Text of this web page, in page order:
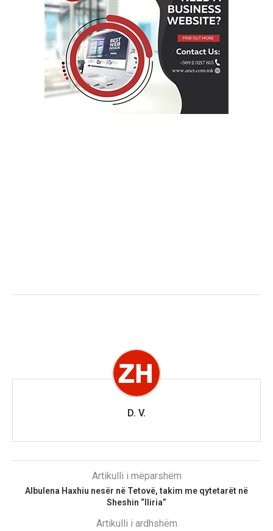
D. V.
Artikulli i mëparshëm
Albulena Haxhiu nesër në Tetovë, takim me qytetarët në
Sheshin “Iliria”
Artikulli i ardhshëm